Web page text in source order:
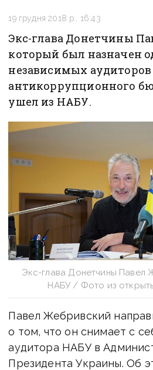
19 грудня 2018 р., 16:43
Экс-глава Донетчины
который был назначен
независимых
антикоррупционного
ушел из НАБУ.
Экс-глава Донетчины Павел
НАБУ / Фото из
Павел Жебривский
о том, что он снимает с
аудитора НАБУ в
Президента Украины. Об